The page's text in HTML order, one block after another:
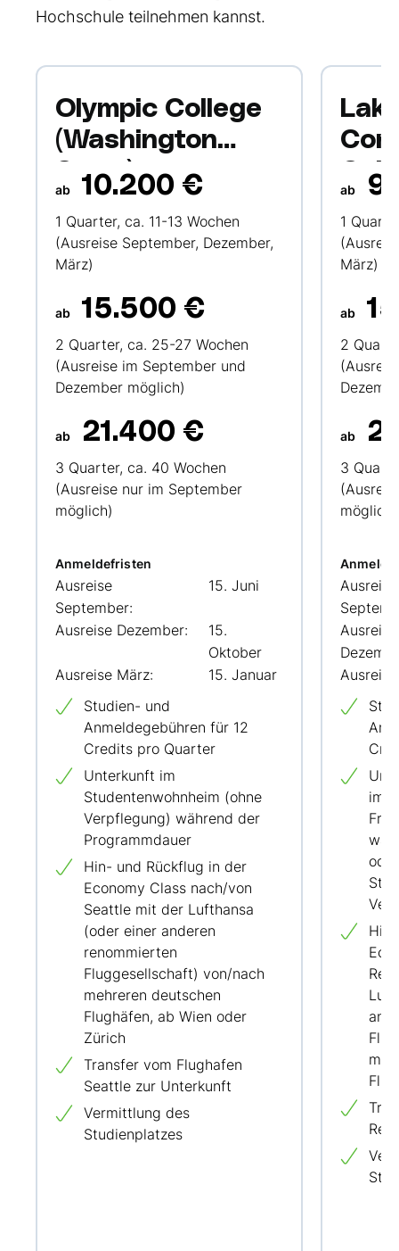
Hochschule teilnehmen kannst.
Olympic College
(Washington
State)
ab 10.200 €
1 Quarter, ca. 11-13 Wochen
(Ausreise September, Dezember,
März)
ab 15.500 €
2 Quarter, ca. 25-27 Wochen
(Ausreise im September und
Dezember möglich)
ab 21.400 €
3 Quarter, ca. 40 Wochen
(Ausreise nur im September
möglich)
Anmeldefristen
Ausreise
September:
15. Juni
Ausreise Dezember:
15.
Oktober
Ausreise März:
15. Januar
Studien- und
Anmeldegebühren für 12
Credits pro Quarter
Unterkunft im
Studentenwohnheim (ohne
Verpflegung) während der
Programmdauer
Hin- und Rückflug in der
Economy Class nach/von
Seattle mit der Lufthansa
(oder einer anderen
renommierten
Fluggesellschaft) von/nach
mehreren deutschen
Flughäfen, ab Wien oder
Zürich
Transfer vom Flughafen
Seattle zur Unterkunft
Vermittlung des
Studienplatzes
ab
1
März)
ab
2
ab
3
möglich)
Ausreise
Ausreise
im